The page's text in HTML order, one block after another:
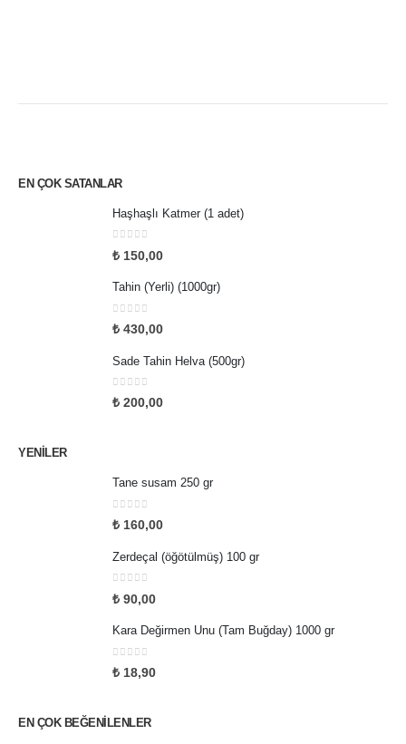
EN ÇOK SATANLAR
Haşhaşlı Katmer (1 adet)
0 5 üzerinden
₺ 150,00
Tahin (Yerli) (1000gr)
0 5 üzerinden
₺ 430,00
Sade Tahin Helva (500gr)
0 5 üzerinden
₺ 200,00
YENILER
Tane susam 250 gr
0 5 üzerinden
₺ 160,00
Zerdeçal (öğötülmüş) 100 gr
0 5 üzerinden
₺ 90,00
Kara Değirmen Unu (Tam Buğday) 1000 gr
0 5 üzerinden
₺ 18,90
EN ÇOK BEĞENILENLER